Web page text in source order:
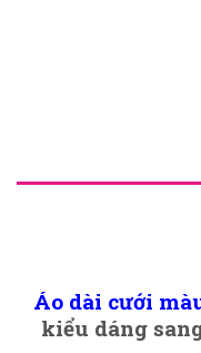
Áo dài cưới
kiểu dáng